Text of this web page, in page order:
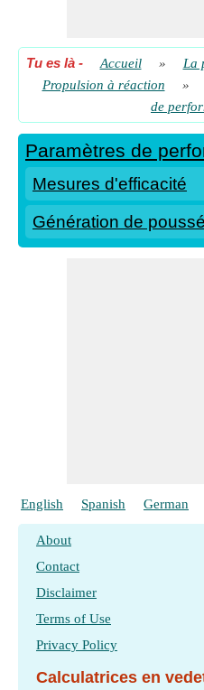
Tu es là- Accueil » La
Propulsion à réaction
»
de
Paramètres de
Mesures d'efficacité
Génération de
English Spanish German
About
Contact
Disclaimer
Terms of Use
Privacy Policy
Calculatrices en